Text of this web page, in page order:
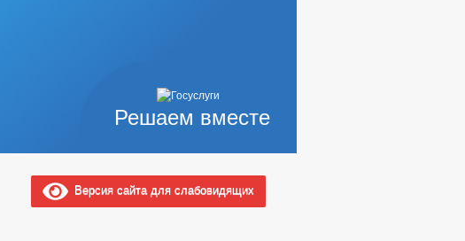
Решаем вместе
Версия сайта для слабовидящих